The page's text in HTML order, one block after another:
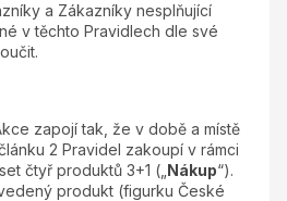
a Zákazníky nesplňující
v těchto Pravidlech dle své
zapojí tak, že v době a místě
2 Pravidel zakoupí v rámci
čtyř produktů 3+1 („ Nákup“).
produkt (figurku České